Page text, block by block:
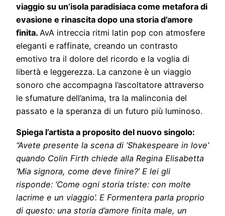
viaggio su un’isola paradisiaca come metafora di
evasione e rinascita dopo una storia d’amore
finita. AvA intreccia ritmi latin pop con atmosfere
eleganti e raffinate, creando un contrasto
emotivo tra il dolore del ricordo e la voglia di
libertà e leggerezza. La canzone è un viaggio
sonoro che accompagna l’ascoltatore attraverso
le sfumature dell’anima, tra la malinconia del
passato e la speranza di un futuro più luminoso.
Spiega l’artista a proposito del nuovo singolo:
“Avete presente la scena di ‘Shakespeare in love’
quando Colin Firth chiede alla Regina Elisabetta
‘Mia signora, come deve finire?’ E lei gli
risponde: ‘Come ogni storia triste: con molte
lacrime e un viaggio’. E Formentera parla proprio
di questo: una storia d’amore finita male, un